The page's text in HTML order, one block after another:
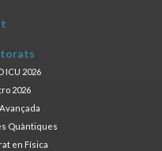
ICU 2026
2026
Quàntiques
en Física